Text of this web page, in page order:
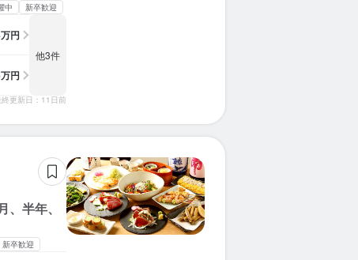
中 新卒歓迎
円
円
他3件
更新日：11日前
半年、
新卒歓迎